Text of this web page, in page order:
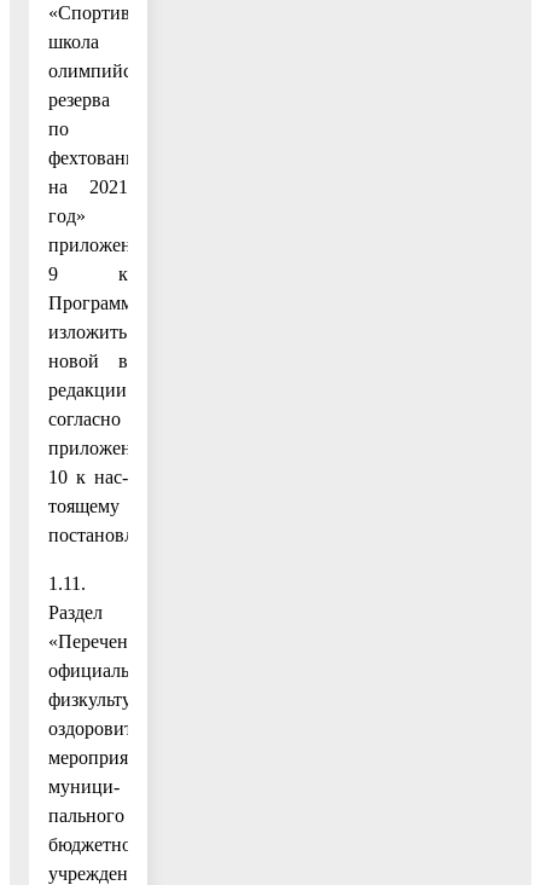
«Спортивная
школа
олимпийского
резерва
по
фехтованию»
на 2021
год»
приложения
9 к
Программе
изложить
новой в
редакции
согласно
приложению
10 к нас-
тоящему
постановлению;
1.11.
Раздел
«Перечень
официальных
физкультурно-
оздоровительных
мероприятий
муници-
пального
бюджетного
учреждения